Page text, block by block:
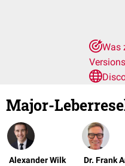
Was
Major-
Alexander Wilk Dr. Frank